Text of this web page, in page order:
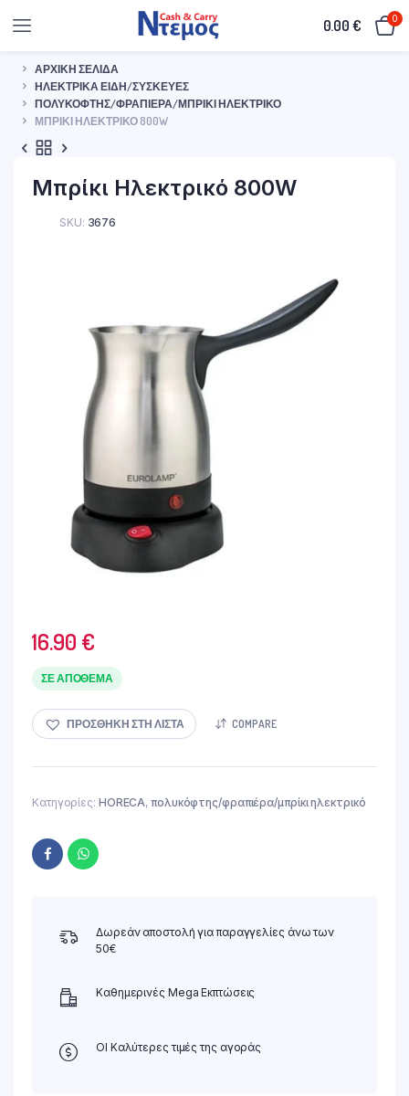
0.00€ 0
ΑΡΧΙΚΉ ΣΕΛΊΔΑ
ΗΛΕΚΤΡΙΚΆ ΕΊΔΗ/ΣΥΣΚΕΥΈΣ
ΠΟΛΥΚΌΦΤΗΣ/ΦΡΑΠΙΈΡΑ/ΜΠΡΊΚΙ ΗΛΕΚΤΡΙΚΌ
ΜΠΡΊΚΙ ΗΛΕΚΤΡΙΚΌ 800W
Μπρίκι Ηλεκτρικό 800W
SKU: 3676
16.90 €
ΣΕ ΑΠΌΘΕΜΑ
ΠΡΟΣΘΉΚΗ ΣΤΗ ΛΊΣΤΑ COMPARE
Κατηγορίες: HORECA,πολυκόφτης/φραπιέρα/μπρίκι ηλεκτρικό
Δωρεάν αποστολή για παραγγελίες άνω των
50€
Καθημερινές Mega Εκπτώσεις
ΟΙ Καλύτερες τιμές της αγοράς